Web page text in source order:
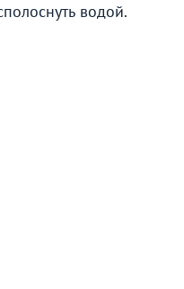
водой.